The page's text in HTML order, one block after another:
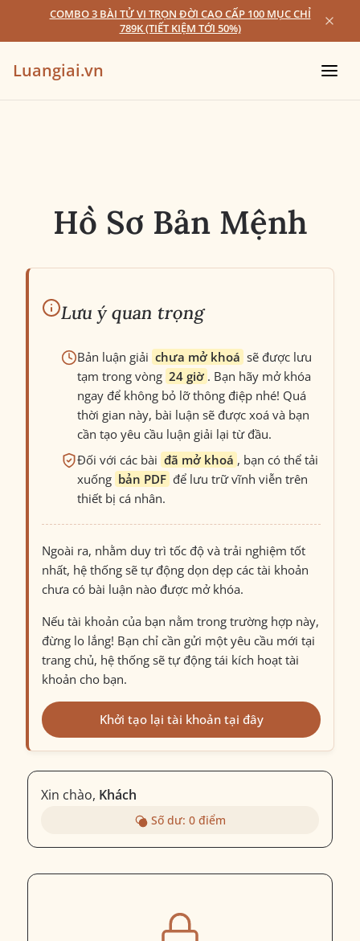
COMBO 3 BÀI TỬ VI TRỌN ĐỜI CAO CẤP 100 MỤC CHỈ
789K (TIẾT KIỆM TỚI 50%)
Luangiai.vn
Hồ Sơ Bản Mệnh
Lưu ý quan trọng
Bản luận giải chưa mở khoá sẽ được lưu
tạm trong vòng 24 giờ . Bạn hãy mở khóa
ngay để không bỏ lỡ thông điệp nhé! Quá
thời gian này, bài luận sẽ được xoá và bạn
cần tạo yêu cầu luận giải lại từ đầu.
Đối với các bài đã mở khoá , bạn có thể tải
xuống bản PDF để lưu trữ vĩnh viễn trên
thiết bị cá nhân.
Ngoài ra, nhằm duy trì tốc độ và trải nghiệm tốt
nhất, hệ thống sẽ tự động dọn dẹp các tài khoản
chưa có bài luận nào được mở khóa.
Nếu tài khoản của bạn nằm trong trường hợp này,
đừng lo lắng! Bạn chỉ cần gửi một yêu cầu mới tại
trang chủ, hệ thống sẽ tự động tái kích hoạt tài
khoản cho bạn.
Khởi tạo lại tài khoản tại đây
Xin chào, Khách
Số dư: 0điểm